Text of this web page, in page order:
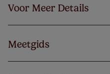
Voor Meer Details
Meetgids